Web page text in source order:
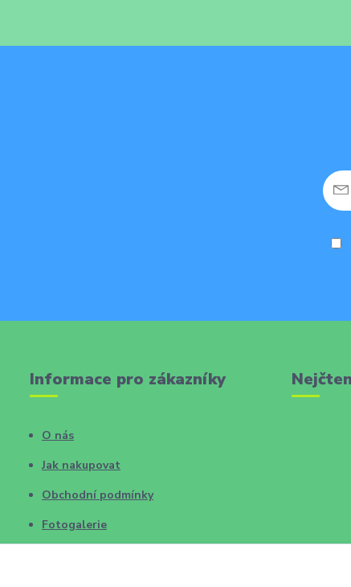
Informace pro zákazníky
O nás
Jak nakupovat
Obchodní podmínky
Fotogalerie